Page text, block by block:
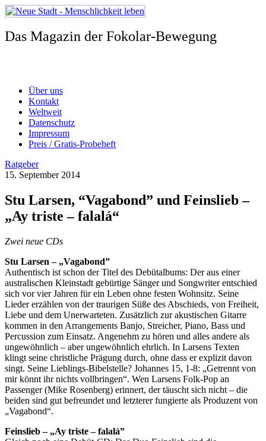
Zum
Inhalt
springen
Das Magazin der Fokolar-Bewegung
Über uns
Kontakt
Weltweit
Datenschutz
Impressum
Preis / Gratis-Probeheft
Ratgeber
15. September 2014
Stu Larsen, “Vagabond” und Feinslieb –
„Ay triste – falalá“
Zwei neue CDs
Stu Larsen – „Vagabond”
Authentisch ist schon der Titel des Debütalbums: Der aus einer
australischen Kleinstadt gebürtige Sänger und Songwriter entschied
sich vor vier Jahren für ein Leben ohne festen Wohnsitz. Seine
Lieder erzählen von der traurigen Süße des Abschieds, von Freiheit,
Liebe und dem Unerwarteten. Zusätzlich zur akustischen Gitarre
kommen in den Arrangements Banjo, Streicher, Piano, Bass und
Percussion zum Einsatz. Angenehm zu hören und alles andere als
ungewöhnlich – aber ungewöhnlich ehrlich. In Larsens Texten
klingt seine christliche Prägung durch, ohne dass er explizit davon
singt. Seine Lieblings-Bibelstelle? Johannes 15, 1-8: „Getrennt von
mir könnt ihr nichts vollbringen“. Wen Larsens Folk-Pop an
Passenger (Mike Rosenberg) erinnert, der täuscht sich nicht – die
beiden sind gut befreundet und letzterer fungierte als Produzent von
„Vagabond“.
Feinslieb – „Ay triste – falalá”